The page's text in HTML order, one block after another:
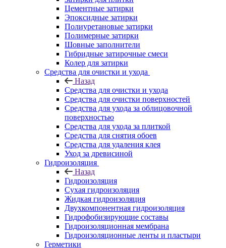
Цементные затирки
Эпоксидные затирки
Полиуретановые затирки
Полимерные затирки
Шовные заполнители
Гибридные затирочные смеси
Колер для затирки
Средства для очистки и ухода
Назад
Средства для очистки и ухода
Средства для очистки поверхностей
Средства для ухода за облицовочной
поверхностью
Средства для ухода за плиткой
Средства для снятия обоев
Средства для удаления клея
Уход за древисиной
Гидроизоляция
Назад
Гидроизоляция
Сухая гидроизоляция
Жидкая гидроизоляция
Двухкомпонентная гидроизоляция
Гидрофобизирующие составы
Гидроизоляционная мембрана
Гидроизоляционные ленты и пластыри
Герметики